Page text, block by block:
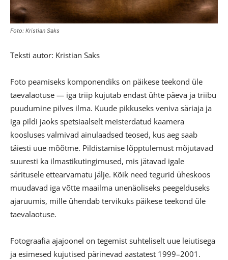
Foto: Kristian Saks
Teksti autor: Kristian Saks
Foto peamiseks komponendiks on päikese teekond üle
taevalaotuse — iga triip kujutab endast ühte päeva ja triibu
puudumine pilves ilma. Kuude pikkuseks veniva säriaja ja
iga pildi jaoks spetsiaalselt meisterdatud kaamera
koosluses valmivad ainulaadsed teosed, kus aeg saab
täiesti uue mõõtme. Pildistamise lõpptulemust mõjutavad
suuresti ka ilmastikutingimused, mis jätavad igale
säritusele ettearvamatu jälje. Kõik need tegurid üheskoos
muudavad iga võtte maailma unenäoliseks peegelduseks
ajaruumis, mille ühendab tervikuks päikese teekond üle
taevalaotuse.
Fotograafia ajajoonel on tegemist suhteliselt uue leiutisega
ja esimesed kujutised pärinevad aastatest 1999–2001.